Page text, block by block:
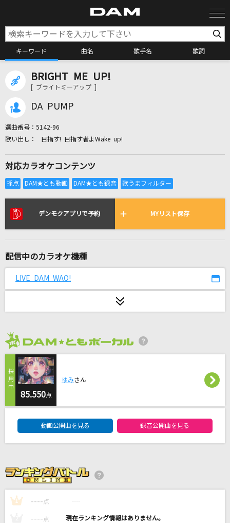
キーワード 曲名 歌手名 歌詞
カラオケ検索
全国りれき
リアルタイムで歌われている曲の一覧
[生音]夢幻
ライラック
the奥歯's
夢をあきらめないで
[生音]銀河高速
ハンブレッダーズ
終わらないシンフォニア
[fine]天祥院英智(CV.緑川光)、日々樹渉(CV.江口拓也)、姫宮桃李(CV.村瀬
歩)、伏見弓弦(CV.橋本晃太朗)
すくりぃむ！
BRIGHT ME UP!
[ ブライトミーアップ ]
DA PUMP
選曲番号： 5142-96
目指す! 目指す者よWake up!
対応カラオケコンテンツ
デンモクアプリで予約 MYリスト保存
配信中のカラオケ機種
LIVE DAM WAO!
85.550点
ゆみさん
動画公開曲を見る 録音公開曲を見る
1 ---- 点 ----
---- 点 ----